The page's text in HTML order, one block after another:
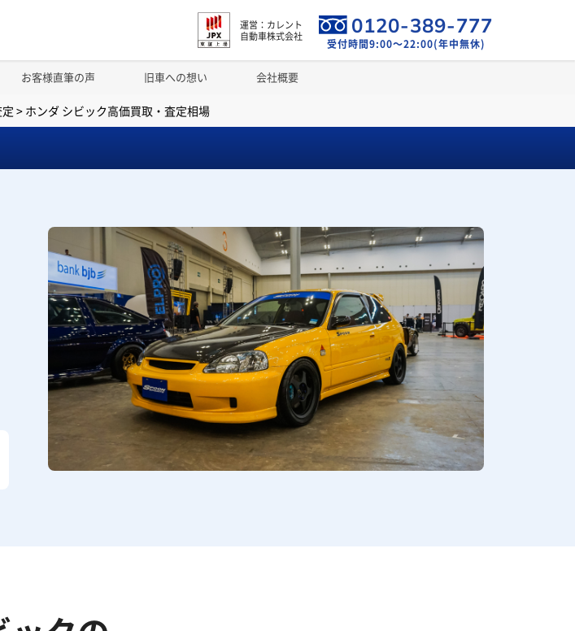
運営：カレント
自動車株式会社
0120-389-777
受付時間9:00～22:00(年中無休)
お客様直筆の声 旧車への想い 会社概要
> ホンダ シビック高価買取・査定相場